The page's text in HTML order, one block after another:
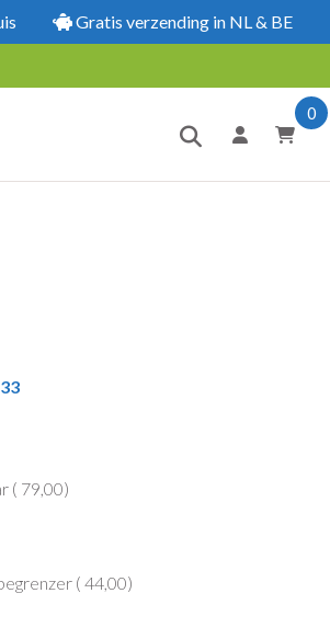
Gratis verzending in NL & BE
0
( 79,00)
( 44,00)